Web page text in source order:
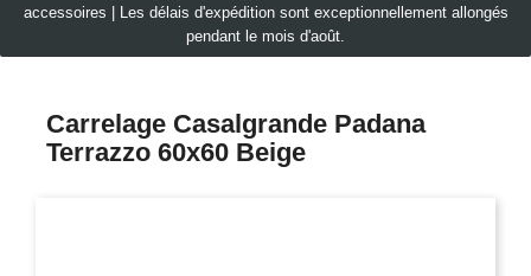
accessoires
Les délais d'expédition sont exceptionnellement allongés
pendant le mois d'août.
Carrelage Casalgrande Padana
Terrazzo 60x60 Beige